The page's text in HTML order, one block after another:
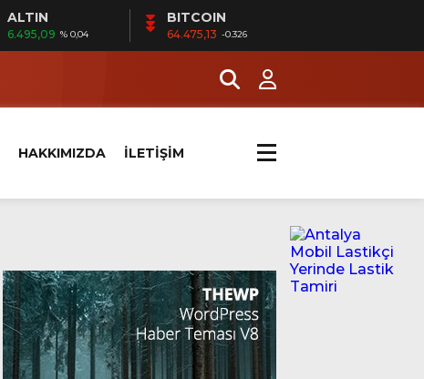
ALTIN
6.495,09 % 0,04
BITCOIN
64.475,13 -0.326
HAKKIMIZDA İLETİŞİM